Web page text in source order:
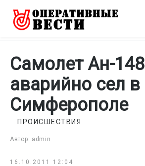
Самолет Ан-148
аварийно сел в
Симферополе
Автор: admin
ПРОИСШЕСТВИЯ
16.10.2011 12:04